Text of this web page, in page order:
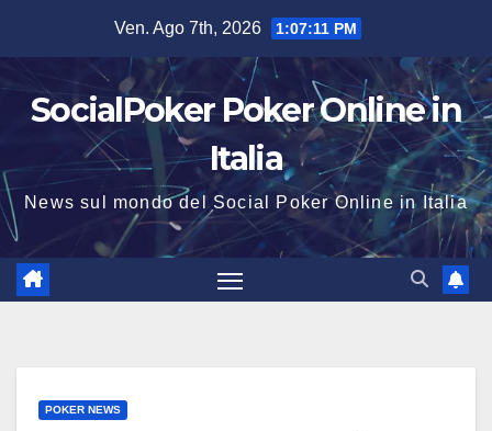
contenuto
Ven. Ago 7th, 2026 1:07:11 PM
SocialPoker Poker Online in
Italia
News sul mondo del Social Poker Online in Italia
POKER NEWS